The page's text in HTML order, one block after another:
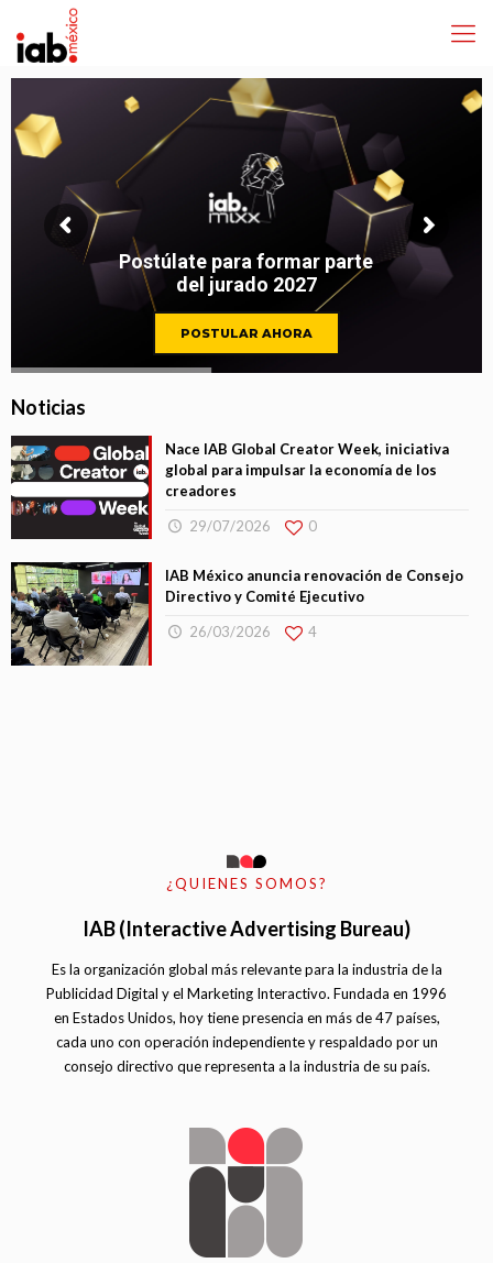
Postúlate para formar parte
del jurado 2027
POSTULAR AHORA
Noticias
Nace IAB Global Creator Week, iniciativa
global para impulsar la economía de los
creadores
29/07/2026
0
IAB México anuncia renovación de Consejo
Directivo y Comité Ejecutivo
26/03/2026
4
¿QUIENES SOMOS?
IAB (Interactive Advertising Bureau)
Es la organización global más relevante para la industria de la
Publicidad Digital y el Marketing Interactivo. Fundada en 1996
en Estados Unidos, hoy tiene presencia en más de 47 países,
cada uno con operación independiente y respaldado por un
consejo directivo que representa a la industria de su país.